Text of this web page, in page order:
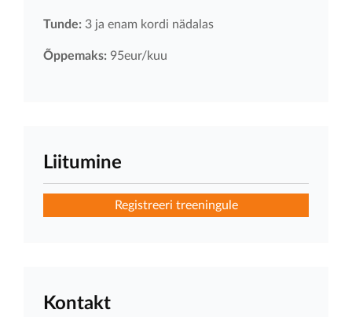
Tunde: 3 ja enam kordi nädalas
Õppemaks: 95eur/kuu
Liitumine
Registreeri treeningule
Kontakt